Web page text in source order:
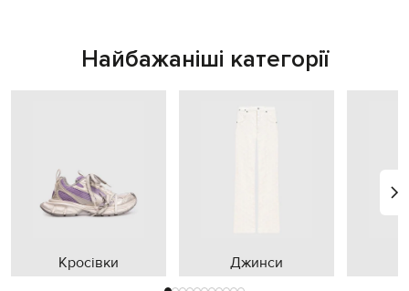
Найбажаніші категорії
Кросівки Джинси